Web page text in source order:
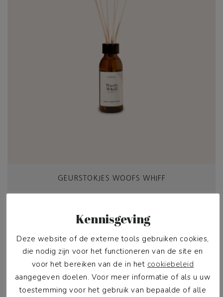
GEURSTOKJES WOOFS WHIFF
In winkelwagen
Kennisgeving
Deze website of de externe tools gebruiken cookies,
die nodig zijn voor het functioneren van de site en
voor het bereiken van de in het cookiebeleid
aangegeven doelen. Voor meer informatie of als u uw
toestemming voor het gebruik van bepaalde of alle